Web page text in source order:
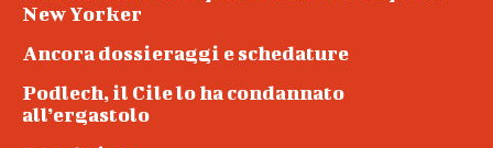
New Yorker
Ancora dossieraggi e schedature
Podlech, il Cile lo ha condannato
all’ergastolo